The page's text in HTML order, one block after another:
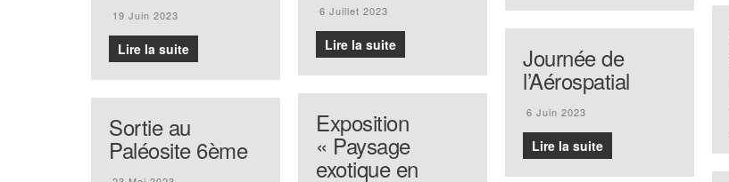
6 Juillet 2023
Lire la suite
19 Juin 2023
Lire la suite Journée de
l’Aérospatial
6 Juin 2023
Lire la suite
Exposition
« Paysage
exotique en
Sortie au
Paléosite 6ème